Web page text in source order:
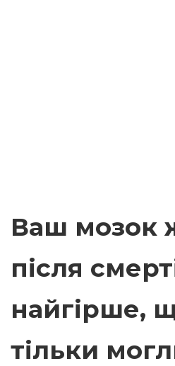
Ваш мозок
після
найгірше,
тільки